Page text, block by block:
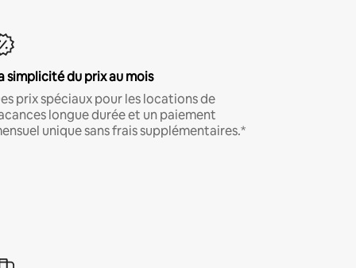
simplicité du prix au mois
prix spéciaux pour les locations de
longue durée et un paiement
unique sans frais supplémentaires.*